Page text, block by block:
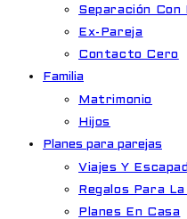
Separación Con
Ex-Pareja
Contacto Cero
Familia
Matrimonio
Hijos
Planes para parejas
Viajes Y
Regalos Para
Planes En Casa